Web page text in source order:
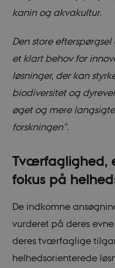
kanin og akvakultur.
Den store
et klart behov for
løsninger, der kan
biodiversitet og
øget og mere
forskningen”.
Tværfaglighed,
fokus på
De indkomne
vurderet på deres
deres tværfaglige
helhedsorienterede